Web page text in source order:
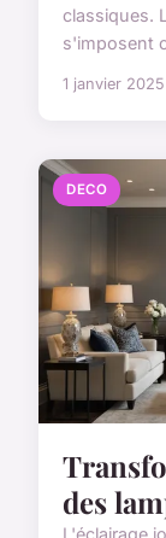
classiques.
s'imposent
1 janvier 2025
DECO
des
L'éclairage